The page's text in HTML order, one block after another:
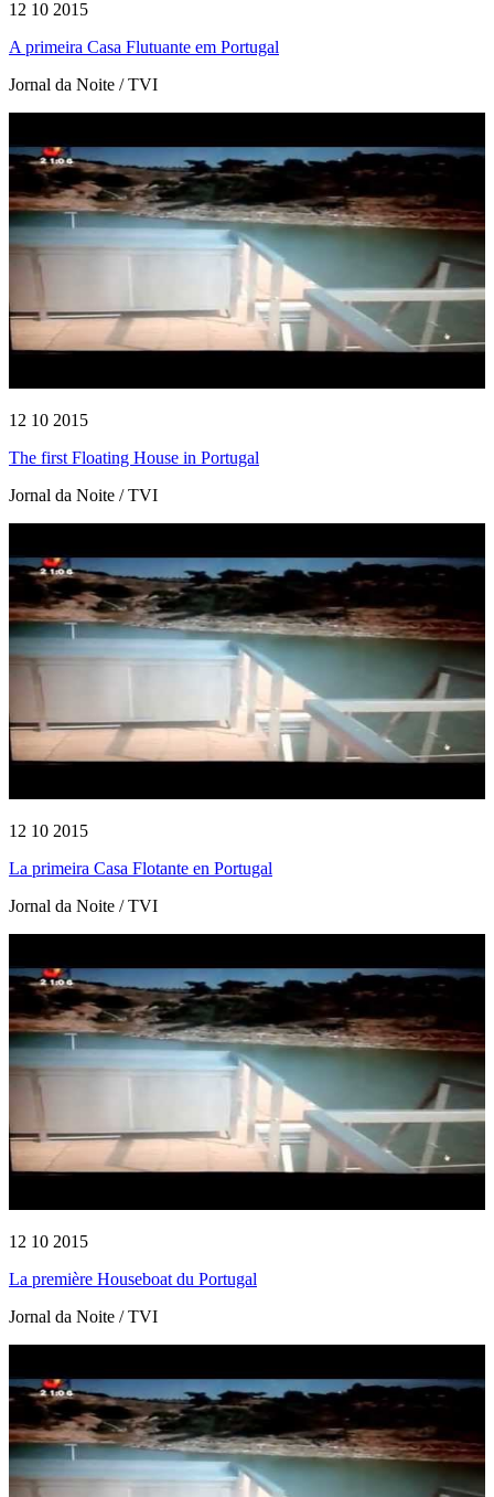
12 10 2015
A primeira Casa Flutuante em Portugal
Jornal da Noite / TVI
12 10 2015
The first Floating House in Portugal
Jornal da Noite / TVI
12 10 2015
La primeira Casa Flotante en Portugal
Jornal da Noite / TVI
12 10 2015
La première Houseboat du Portugal
Jornal da Noite / TVI